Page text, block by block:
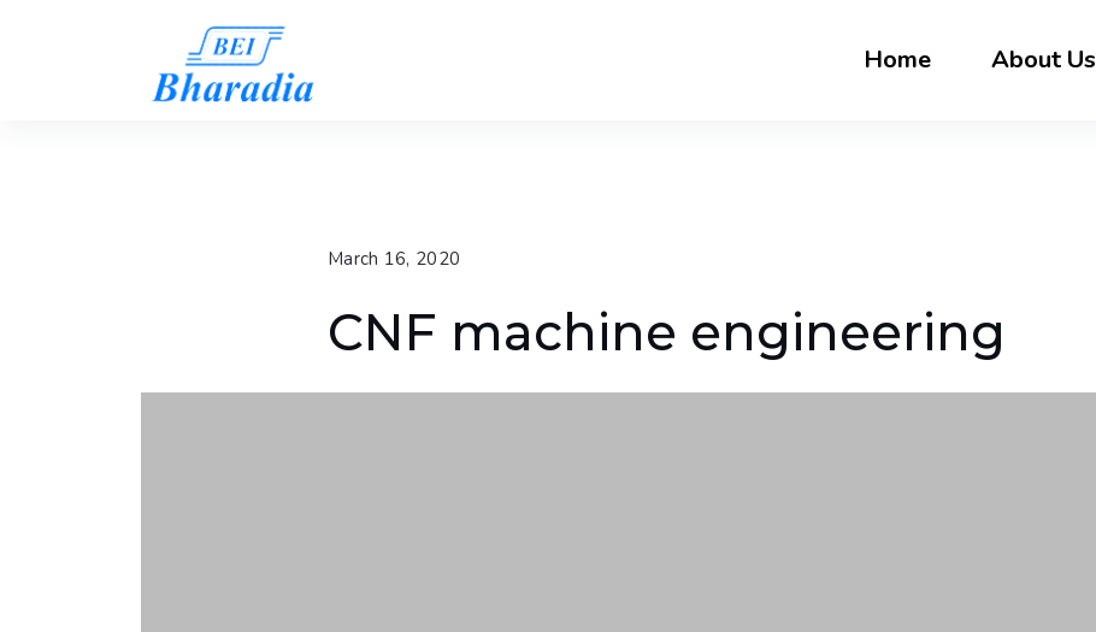
Home About Us
March 16, 2020
CNF machine engineering